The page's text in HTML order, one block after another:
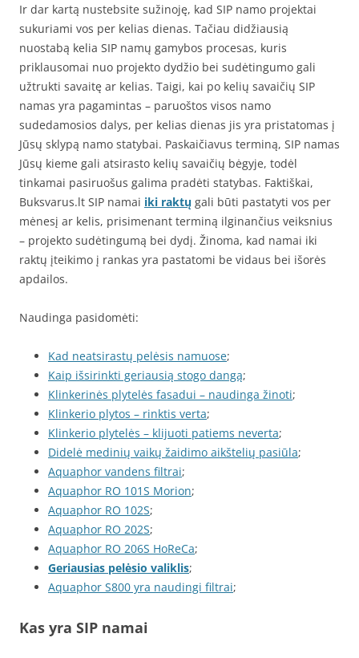
Ir dar kartą nustebsite sužinoję, kad SIP namo projektai
sukuriami vos per kelias dienas. Tačiau didžiausią
nuostabą kelia SIP namų gamybos procesas, kuris
priklausomai nuo projekto dydžio bei sudėtingumo gali
užtrukti savaitę ar kelias. Taigi, kai po kelių savaičių SIP
namas yra pagamintas – paruoštos visos namo
sudedamosios dalys, per kelias dienas jis yra pristatomas į
Jūsų sklypą namo statybai. Paskaičiavus terminą, SIP namas
Jūsų kieme gali atsirasto kelių savaičių bėgyje, todėl
tinkamai pasiruošus galima pradėti statybas. Faktiškai,
Buksvarus.lt SIP namai iki raktų gali būti pastatyti vos per
mėnesį ar kelis, prisimenant terminą ilginančius veiksnius
– projekto sudėtingumą bei dydį. Žinoma, kad namai iki
raktų įteikimo į rankas yra pastatomi be vidaus bei išorės
apdailos.
Naudinga pasidomėti:
Kad neatsirastų pelėsis namuose;
Kaip išsirinkti geriausią stogo dangą;
Klinkerinės plytelės fasadui – naudinga žinoti;
Klinkerio plytos – rinktis verta;
Klinkerio plytelės – klijuoti patiems neverta;
Didelė medinių vaikų žaidimo aikštelių pasiūla;
Aquaphor vandens filtrai;
Aquaphor RO 101S Morion;
Aquaphor RO 102S;
Aquaphor RO 202S;
Aquaphor RO 206S HoReCa;
Geriausias pelėsio valiklis;
Aquaphor S800 yra naudingi filtrai;
Kas yra SIP namai